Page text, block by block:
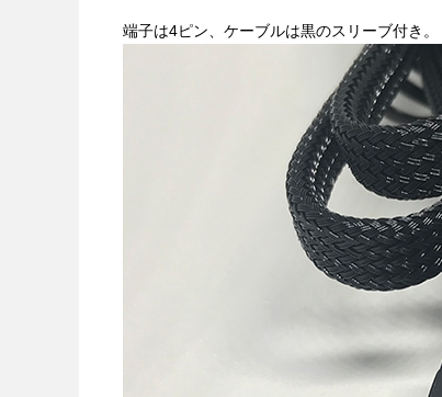
端子は4ピン、ケーブルは黒のスリーブ付き。